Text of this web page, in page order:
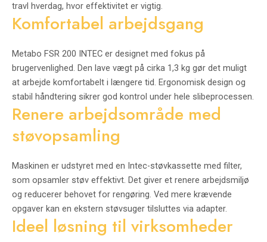
travl hverdag, hvor effektivitet er vigtig.
Komfortabel arbejdsgang
Metabo FSR 200 INTEC er designet med fokus på
brugervenlighed. Den lave vægt på cirka 1,3 kg gør det muligt
at arbejde komfortabelt i længere tid. Ergonomisk design og
stabil håndtering sikrer god kontrol under hele slibeprocessen.
Renere arbejdsområde med
støvopsamling
Maskinen er udstyret med en Intec-støvkassette med filter,
som opsamler støv effektivt. Det giver et renere arbejdsmiljø
og reducerer behovet for rengøring. Ved mere krævende
opgaver kan en ekstern støvsuger tilsluttes via adapter.
Ideel løsning til virksomheder